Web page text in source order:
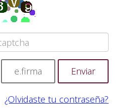
e.firma
¿Olvidaste tu contraseña?